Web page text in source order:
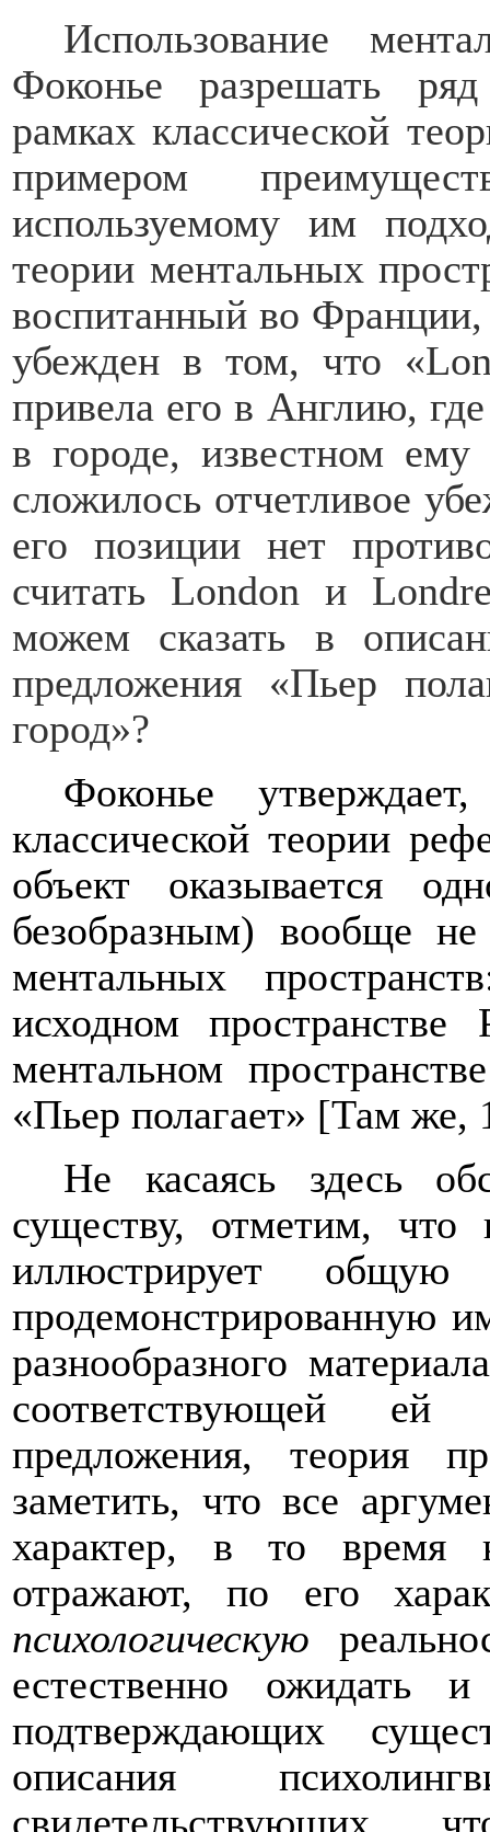
Использование
Фоконье разрешать
рамках классической
примером
используемому им
теории ментальных
воспитанный во
убежден в том, что
привела его в Англию,
в городе, известном
сложилось отчетливое
его позиции нет
считать London и
можем сказать в
предложения «Пьер
город»?
Фоконье
классической теории
объект оказывается
безобразным) вообще
ментальных
исходном
ментальном
«Пьер полагает» [Там же,
Не касаясь здесь
существу, отметим, что
иллюстрирует
продемонстрированную
разнообразного
соответствующей ей
предложения, теория
заметить, что все
характер, в то время
отражают, по его
психологическую
естественно ожидать и
подтверждающих
описания
свидетельствующих,